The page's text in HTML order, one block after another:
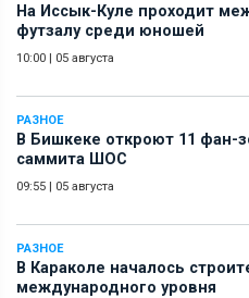
На Иссык-Куле проходит
футзалу среди юношей
10:00 | 05 августа
РАЗНОЕ
В Бишкеке откроют 11 фан-
саммита ШОС
09:55 | 05 августа
РАЗНОЕ
В Караколе началось
международного уровня